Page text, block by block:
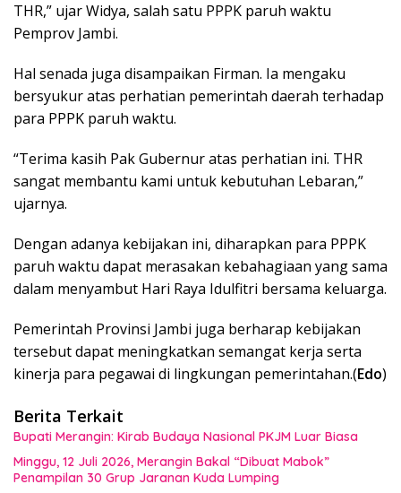
THR,” ujar Widya, salah satu PPPK paruh waktu
Pemprov Jambi.
Hal senada juga disampaikan Firman. Ia mengaku
bersyukur atas perhatian pemerintah daerah terhadap
para PPPK paruh waktu.
“Terima kasih Pak Gubernur atas perhatian ini. THR
sangat membantu kami untuk kebutuhan Lebaran,”
ujarnya.
Dengan adanya kebijakan ini, diharapkan para PPPK
paruh waktu dapat merasakan kebahagiaan yang sama
dalam menyambut Hari Raya Idulfitri bersama keluarga.
Pemerintah Provinsi Jambi juga berharap kebijakan
tersebut dapat meningkatkan semangat kerja serta
kinerja para pegawai di lingkungan pemerintahan.(Edo)
Berita Terkait
Bupati Merangin: Kirab Budaya Nasional PKJM Luar Biasa
Minggu, 12 Juli 2026, Merangin Bakal “Dibuat Mabok”
Penampilan 30 Grup Jaranan Kuda Lumping